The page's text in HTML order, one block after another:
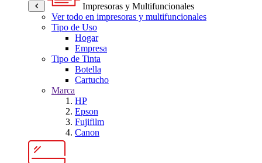
Impresoras y Multifuncionales
Ver todo en impresoras y multifuncionales
Tipo de Uso
Hogar
Empresa
Tipo de Tinta
Botella
Cartucho
Marca
HP
Epson
Fujifilm
Canon